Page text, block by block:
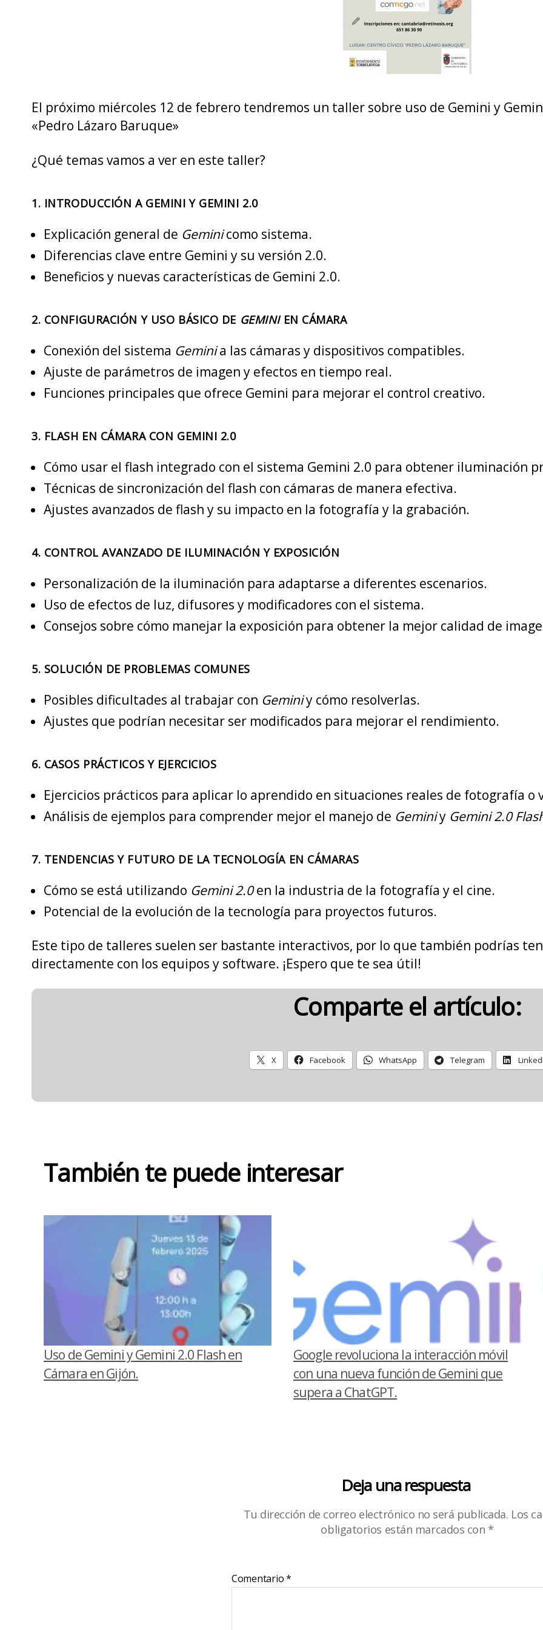
El próximo miércoles 12 de febrero tendremos un taller sobre uso de Gemini y
«Pedro Lázaro Baruque»
¿Qué temas vamos a ver en este taller?
1. INTRODUCCIÓN A GEMINI Y GEMINI 2.0
Explicación general de Geminicomo sistema.
Diferencias clave entre Gemini y su versión 2.0.
Beneficios y nuevas características de Gemini 2.0.
2. CONFIGURACIÓN Y USO BÁSICO DE GEMINIEN CÁMARA
Conexión del sistema Geminia las cámaras y dispositivos compatibles.
Ajuste de parámetros de imagen y efectos en tiempo real.
Funciones principales que ofrece Gemini para mejorar el control creativo.
3. FLASH EN CÁMARA CON GEMINI 2.0
Cómo usar el flash integrado con el sistema Gemini 2.0 para obtener iluminación
Técnicas de sincronización del flash con cámaras de manera efectiva.
Ajustes avanzados de flash y su impacto en la fotografía y la grabación.
4. CONTROL AVANZADO DE ILUMINACIÓN Y EXPOSICIÓN
Personalización de la iluminación para adaptarse a diferentes escenarios.
Uso de efectos de luz, difusores y modificadores con el sistema.
Consejos sobre cómo manejar la exposición para obtener la mejor calidad de
5. SOLUCIÓN DE PROBLEMAS COMUNES
Posibles dificultades al trabajar con Geminiy cómo resolverlas.
Ajustes que podrían necesitar ser modificados para mejorar el rendimiento.
6. CASOS PRÁCTICOS Y EJERCICIOS
Ejercicios prácticos para aplicar lo aprendido en situaciones reales de fotografía o
Análisis de ejemplos para comprender mejor el manejo de Geminiy Gemini 2.0
7. TENDENCIAS Y FUTURO DE LA TECNOLOGÍA EN CÁMARAS
Cómo se está utilizando Gemini 2.0en la industria de la fotografía y el cine.
Potencial de la evolución de la tecnología para proyectos futuros.
Este tipo de talleres suelen ser bastante interactivos, por lo que también podrías
directamente con los equipos y software. ¡Espero que te sea útil!
Comparte el artículo:
X Facebook WhatsApp Telegram
También te puede interesar
Uso de Gemini y Gemini 2.0 Flash en
Cámara en Gijón.
​Google revoluciona la interacción móvil
con una nueva función de Gemini que
supera a ChatGPT.
Deja una respuesta
Tu dirección de correo electrónico no será publicada. Los
obligatorios están marcados con *
Comentario*